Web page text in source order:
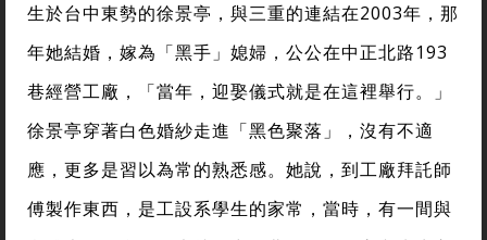
生於台中東勢的徐景亭，與三重的連結在2003年，那
年她結婚，嫁為「黑手」媳婦，公公在中正北路193
巷經營工廠，「當年，迎娶儀式就是在這裡舉行。」
徐景亭穿著白色婚紗走進「黑色聚落」，沒有不適
應，更多是習以為常的熟悉感。她說，到工廠拜託師
傅製作東西，是工設系學生的家常，當時，有一間與